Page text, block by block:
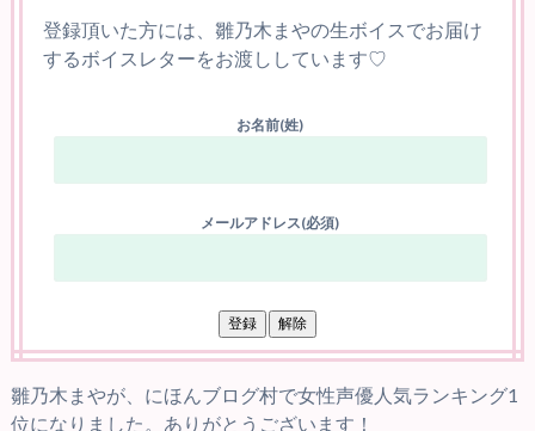
登録頂いた方には、雛乃木まやの生ボイスでお届け
するボイスレターをお渡ししています♡
お名前(姓)
メールアドレス(必須)
雛乃木まやが、にほんブログ村で女性声優人気ランキング1
位になりました。ありがとうございます！